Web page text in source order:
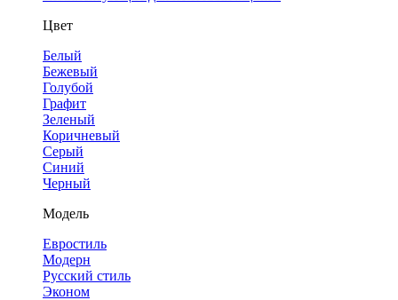
Цвет
Белый
Бежевый
Голубой
Графит
Зеленый
Коричневый
Серый
Синий
Черный
Модель
Евростиль
Модерн
Русский стиль
Эконом